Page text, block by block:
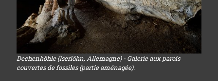
Dechenhöhle (Iserlöhn, Allemagne) - Galerie aux parois
couvertes de fossiles (partie aménagée).